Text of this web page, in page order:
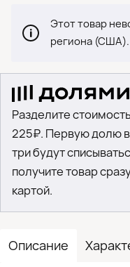
Описание
Этот товар
региона (США).
Разделите
225₽. Первую долю
три будут
получите товар
картой.